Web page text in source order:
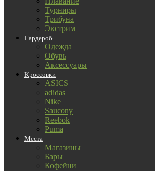
Турниры
Трибуна
Экстрим
Гардероб
Одежда
Обувь
Аксессуары
Кроссовки
ASICS
adidas
Nike
Saucony
Reebok
Puma
Места
Магазины
Бары
Кофейни